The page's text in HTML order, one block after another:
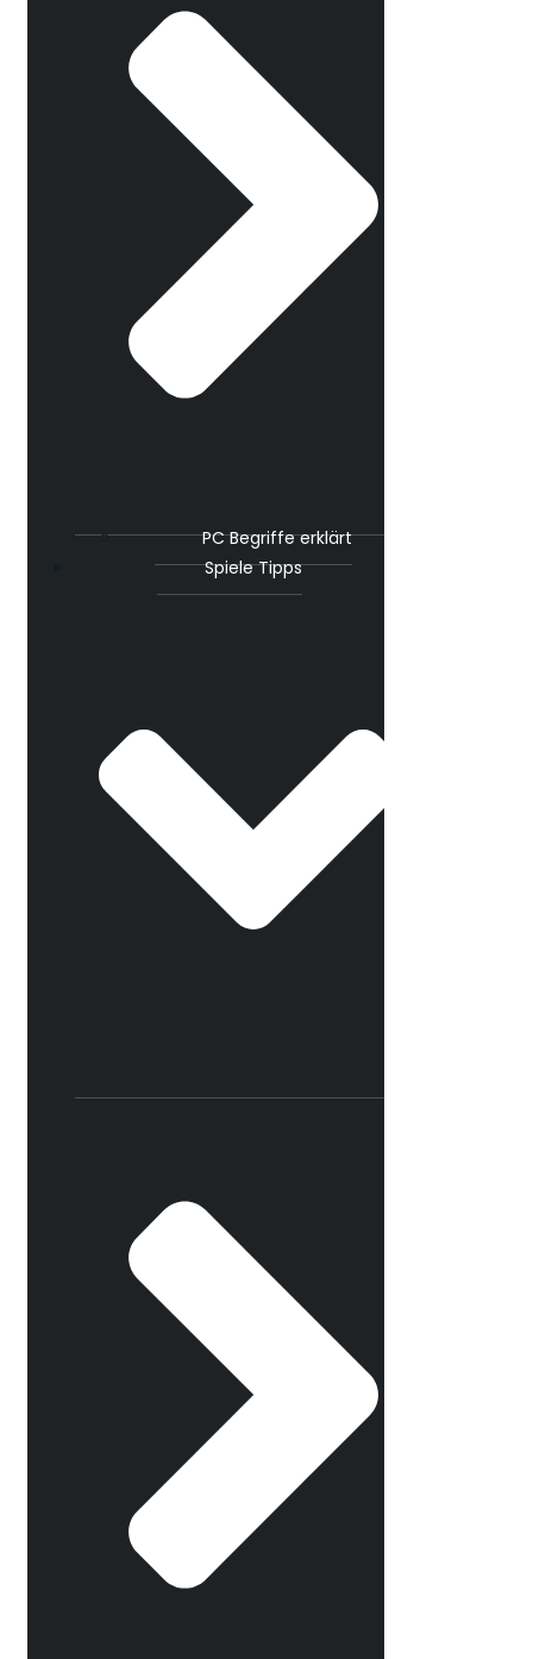
PC Begriffe erklärt
Spiele Tipps